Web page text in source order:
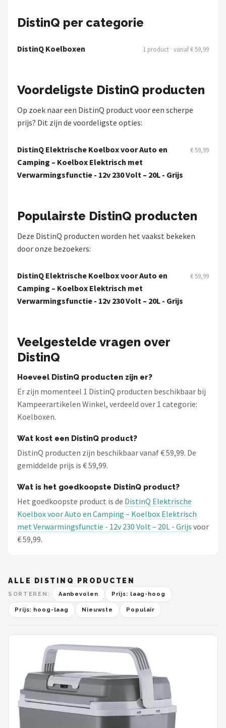
Eurotrail
Bo-Camp
NOMAD
Campingaz
Alle merken →
DistinQ per categorie
DistinQ Koelboxen 1 product · vanaf € 59,99
Voordeligste DistinQ producten
Op zoek naar een DistinQ product voor een scherpe
prijs? Dit zijn de voordeligste opties:
DistinQ Elektrische Koelbox voor Auto en
Camping – Koelbox Elektrisch met
Verwarmingsfunctie - 12v 230 Volt – 20L - Grijs
€ 59,99
Populairste DistinQ producten
Deze DistinQ producten worden het vaakst bekeken
door onze bezoekers:
DistinQ Elektrische Koelbox voor Auto en
Camping – Koelbox Elektrisch met
Verwarmingsfunctie - 12v 230 Volt – 20L - Grijs
€ 59,99
Veelgestelde vragen over
DistinQ
Hoeveel DistinQ producten zijn er?
Er zijn momenteel 1 DistinQ producten beschikbaar bij
Kampeerartikelen Winkel, verdeeld over 1 categorie:
Koelboxen.
Wat kost een DistinQ product?
DistinQ producten zijn beschikbaar vanaf € 59,99. De
gemiddelde prijs is € 59,99.
Wat is het goedkoopste DistinQ product?
Het goedkoopste product is de DistinQ Elektrische
Koelbox voor Auto en Camping – Koelbox Elektrisch
met Verwarmingsfunctie - 12v 230 Volt – 20L - Grijs voor
€ 59,99.
ALLE DISTINQ PRODUCTEN
SORTEREN: Aanbevolen Prijs: laag-hoog
Prijs: hoog-laag Nieuwste Populair